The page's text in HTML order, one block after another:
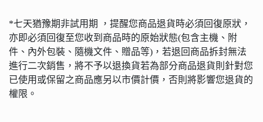
*七天猶豫期非試用期 ，提醒您商品退貨時必須回復原狀，
亦即必須回復至您收到商品時的原始狀態(包含主機、附
件、內外包裝、隨機文件、贈品等)，若退回商品拆封無法
進行二次銷售，將不予以退換貨若為部分商品退貨則針對您
已使用或保留之商品應另以市價計價，否則將影響您退貨的
權限。